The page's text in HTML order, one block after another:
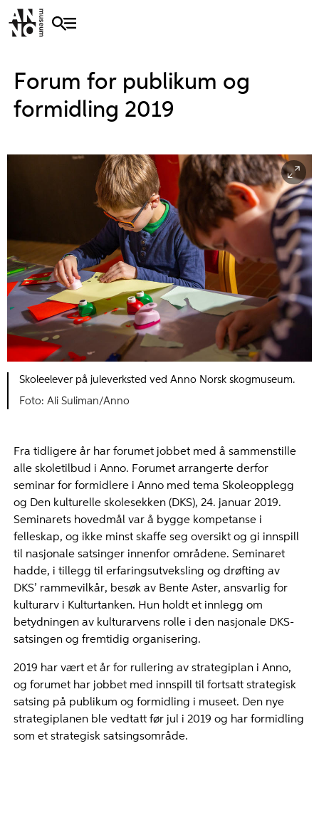
Forum for publikum og
formidling 2019
Skoleelever på juleverksted ved Anno Norsk skogmuseum.
Ali Suliman/Anno
Fra tidligere år har forumet jobbet med å sammenstille
alle skoletilbud i Anno. Forumet arrangerte derfor
seminar for formidlere i Anno med tema Skoleopplegg
og Den kulturelle skolesekken (DKS), 24. januar 2019.
Seminarets hovedmål var å bygge kompetanse i
felleskap, og ikke minst skaffe seg oversikt og gi innspill
til nasjonale satsinger innenfor områdene. Seminaret
hadde, i tillegg til erfaringsutveksling og drøfting av
DKS’ rammevilkår, besøk av Bente Aster, ansvarlig for
kulturarv i Kulturtanken. Hun holdt et innlegg om
betydningen av kulturarvens rolle i den nasjonale DKS-
satsingen og fremtidig organisering.
2019 har vært et år for rullering av strategiplan i Anno,
og forumet har jobbet med innspill til fortsatt strategisk
satsing på publikum og formidling i museet. Den nye
strategiplanen ble vedtatt før jul i 2019 og har formidling
som et strategisk satsingsområde.